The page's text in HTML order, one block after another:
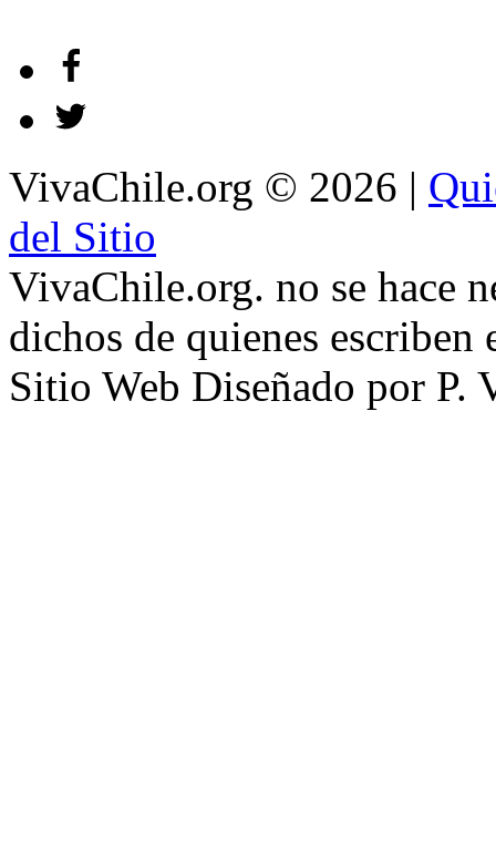
VivaChile.org © 2026 |
del Sitio
VivaChile.org. no se hace
dichos de quienes escriben
Sitio Web Diseñado por